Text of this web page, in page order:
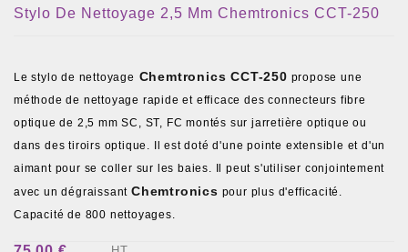
Stylo De Nettoyage 2,5 Mm Chemtronics CCT-250
Le stylo de nettoyage Chemtronics CCT-250 propose une
méthode de nettoyage rapide et efficace des connecteurs fibre
optique de 2,5 mm SC, ST, FC montés sur jarretière optique ou
dans des tiroirs optique. Il est doté d'une pointe extensible et d'un
aimant pour se coller sur les baies. Il peut s'utiliser conjointement
avec un dégraissantChemtronics pour plus d'efficacité.
Capacité de 800 nettoyages.